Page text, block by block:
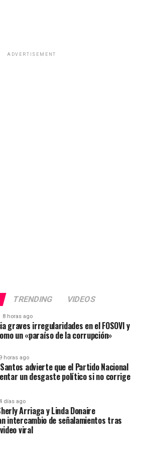
ADVERTISEMENT
TRENDING VIDEOS
8 horas ago
graves irregularidades en el FOSOVI y
un «paraíso de la corrupción»
9 horas ago
advierte que el Partido Nacional
un desgaste político si no corrige
días ago
Arriaga y Linda Donaire
intercambio de señalamientos tras
viral